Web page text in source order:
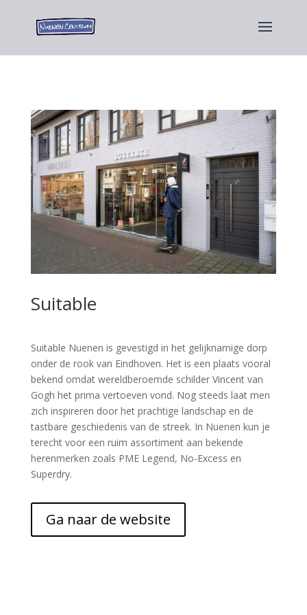
Suitable
Suitable Nuenen is gevestigd in het gelijknamige dorp
onder de rook van Eindhoven. Het is een plaats vooral
bekend omdat wereldberoemde schilder Vincent van
Gogh het prima vertoeven vond. Nog steeds laat men
zich inspireren door het prachtige landschap en de
tastbare geschiedenis van de streek. In Nuenen kun je
terecht voor een ruim assortiment aan bekende
herenmerken zoals PME Legend, No-Excess en
Superdry.
Ga naar de website